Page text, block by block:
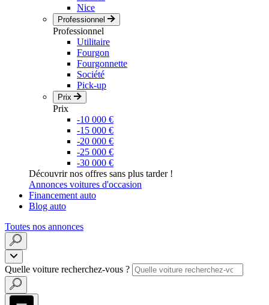
Nice
Professionnel
Professionnel
Utilitaire
Fourgon
Fourgonnette
Société
Pick-up
Prix
Prix
-10 000 €
-15 000 €
-20 000 €
-25 000 €
-30 000 €
Découvrir nos offres sans plus tarder !
Annonces voitures d'occasion
Financement auto
Blog auto
Toutes nos annonces
Quelle voiture recherchez-vous ?